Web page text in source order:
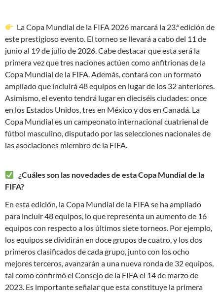
La Copa Mundial de la FIFA 2026 marcará la 23.ª edición de
este prestigioso evento. El torneo se llevará a cabo del 11 de
junio al 19 de julio de 2026. Cabe destacar que esta será la
primera vez que tres naciones actúen como anfitrionas de la
Copa Mundial de la FIFA. Además, contará con un formato
ampliado que incluirá 48 equipos en lugar de los 32 anteriores.
Asimismo, el evento tendrá lugar en dieciséis ciudades: once
en los Estados Unidos, tres en México y dos en Canadá. La
Copa Mundial es un campeonato internacional cuatrienal de
fútbol masculino, disputado por las selecciones nacionales de
las asociaciones miembro de la FIFA.
¿Cuáles son las novedades de esta Copa Mundial de la
FIFA?
En esta edición, la Copa Mundial de la FIFA se ha ampliado
para incluir 48 equipos, lo que representa un aumento de 16
equipos con respecto a los últimos siete torneos. Por ejemplo,
los equipos se dividirán en doce grupos de cuatro, y los dos
primeros clasificados de cada grupo, junto con los ocho
mejores terceros, avanzarán a una nueva ronda de 32 equipos,
tal como confirmó el Consejo de la FIFA el 14 de marzo de
2023. Es importante señalar que esta constituye la primera